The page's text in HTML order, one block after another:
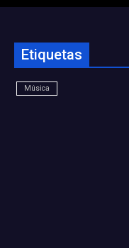
Etiquetas
Música